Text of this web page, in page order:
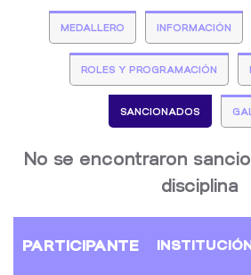
MEDALLERO INFORMACIÓN
ROLES Y PROGRAMACIÓN
SANCIONADOS
No se encontraron
disciplina
PARTICIPANTE